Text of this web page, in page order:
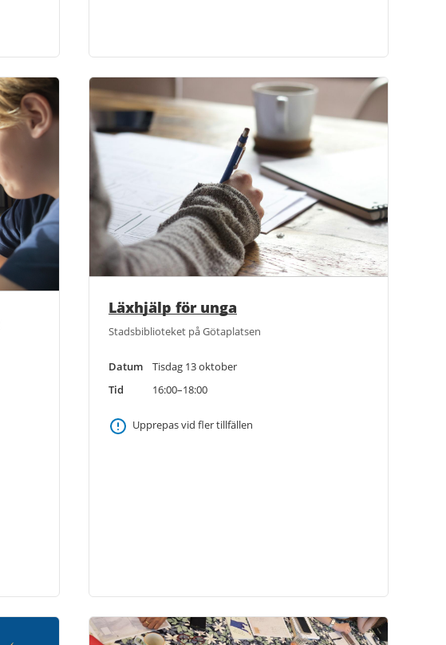
Läxhjälp för unga
Stadsbiblioteket på Götaplatsen
Datum
Tisdag 13 oktober
Tid
16:00–18:00
Upprepas vid fler tillfällen